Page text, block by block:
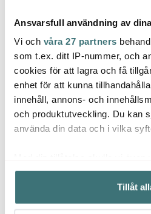
Ansvarsfull användning av
Vi och våra 27 partners
som t.ex. ditt IP-nummer, och
cookies för att lagra och få
enhet för att kunna
innehåll, annons- och
och produktutveckling. Du kan
använda din data och i vilka
Samla in information om
kan ha en noggrannhet på
Identifiera din enhet
Tillåt
Vondels
Kakfat MON CHERI Ø16
cm korall
195 kr
cl